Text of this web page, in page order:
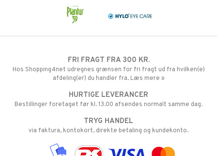
FRI FRAGT FRA 300 KR.
Hos Shopping4net udregnes grænsen for fri fragt ud fra hvilken(e)
afdeling(er) du handler fra. Læs mere »
HURTIGE LEVERANCER
Bestillinger foretaget før kl. 13.00 afsendes normalt samme dag.
TRYG HANDEL
via faktura, kontokort, direkte betaling og kundekonto.